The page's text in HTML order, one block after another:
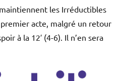
les Irréductibles
acte, malgré un retour
à la 12′ (4-6). Il n’en sera